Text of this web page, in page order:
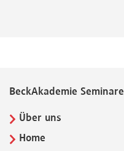
BeckAkademie Seminare
Über uns
Home